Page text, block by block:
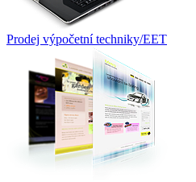
Prodej výpočetní techniky/EET